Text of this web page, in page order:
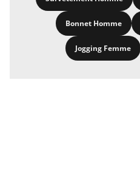
Bonnet Homme
Jogging Femme